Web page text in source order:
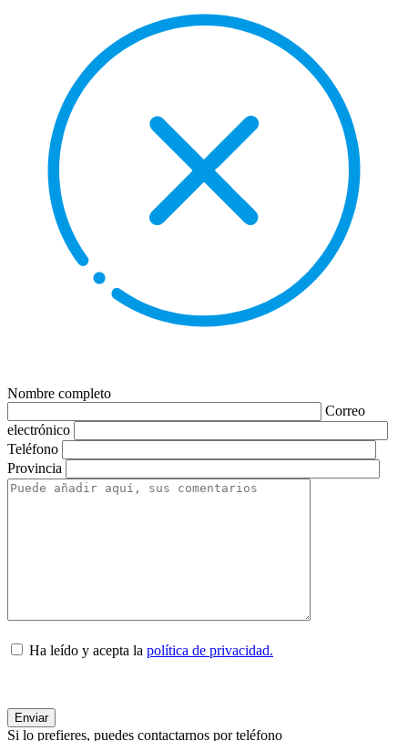
Nombre completo
Correo
electrónico
Teléfono
Provincia
Ha leído y acepta la política de privacidad.
Si lo prefieres, puedes contactarnos por teléfono